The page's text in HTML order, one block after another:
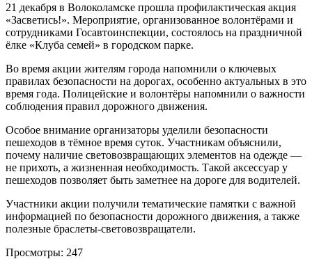
21 декабря в Волоколамске прошла профилактическая акция
«Засветись!». Мероприятие, организованное волонтёрами и
сотрудниками Госавтоинспекции, состоялось на праздничной
ёлке «Клуба семей» в городском парке.
Во время акции жителям города напомнили о ключевых
правилах безопасности на дорогах, особенно актуальных в это
время года. Полицейские и волонтёры напомнили о важности
соблюдения правил дорожного движения.
Особое внимание организаторы уделили безопасности
пешеходов в тёмное время суток. Участникам объяснили,
почему наличие световозвращающих элементов на одежде —
не прихоть, а жизненная необходимость. Такой аксессуар у
пешеходов позволяет быть заметнее на дороге для водителей.
Участники акции получили тематические памятки с важной
информацией по безопасности дорожного движения, а также
полезные браслеты-световозвращатели.
Просмотры: 247